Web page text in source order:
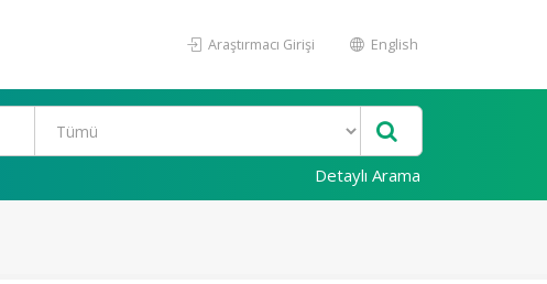
Araştırmacı Girişi English
Detaylı Arama